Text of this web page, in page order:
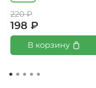
220 ₽
198 ₽
В корзину